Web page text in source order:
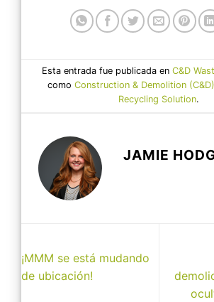
Esta entrada fue publicada en C&D
como Construction & Demolition
Recycling Solution.
JAMIE
¡MMM se está mudando
de ubicación!